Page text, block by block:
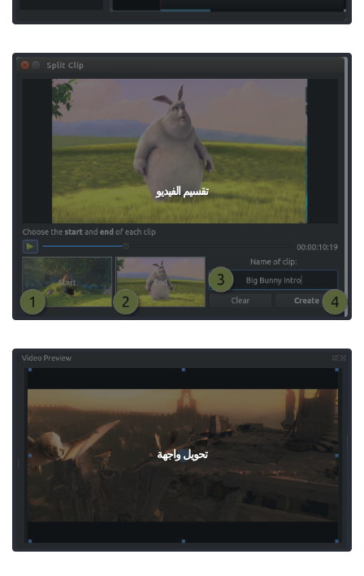
تقسيم الفيديو
تحويل واجهة